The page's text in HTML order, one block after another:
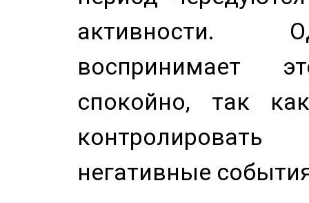
активности.
воспринимает
спокойно, так
негативные